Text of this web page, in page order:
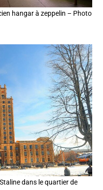
hangar à zeppelin – Photo
dans le quartier de